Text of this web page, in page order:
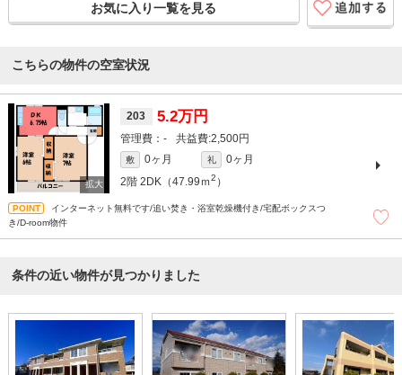
お気に入り一覧を見る
こちらの物件の空室状況
203 5.2万円
- 2,500円
敷 0ヶ月 礼
0ヶ月
2階 2DK（47.99ｍ2 ）
インターネット無料です/追い焚き・浴室乾燥機付き/宅配ボックスつ
き/D-room物件
条件の近い物件が見つかりました